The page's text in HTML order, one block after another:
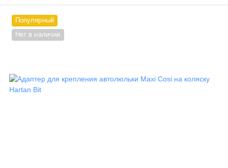
Популярный
Нет в наличии